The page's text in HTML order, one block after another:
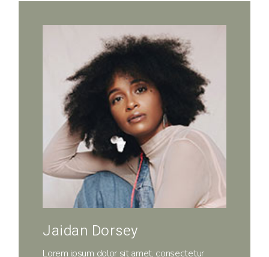
Jaidan Dorsey
Lorem ipsum dolor sit amet, consectetur